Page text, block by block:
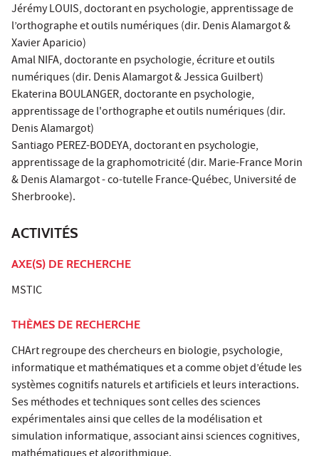
Jérémy LOUIS, doctorant en psychologie, apprentissage de
l’orthographe et outils numériques (dir. Denis Alamargot &
Xavier Aparicio)
Amal NIFA, doctorante en psychologie, écriture et outils
numériques (dir. Denis Alamargot & Jessica Guilbert)
Ekaterina BOULANGER, doctorante en psychologie,
apprentissage de l'orthographe et outils numériques (dir.
Denis Alamargot)
Santiago PEREZ-BODEYA, doctorant en psychologie,
apprentissage de la graphomotricité (dir. Marie-France Morin
& Denis Alamargot - co-tutelle France-Québec, Université de
Sherbrooke).
ACTIVITÉS
AXE(S) DE RECHERCHE
MSTIC
THÈMES DE RECHERCHE
CHArt regroupe des chercheurs en biologie, psychologie,
informatique et mathématiques et a comme objet d’étude les
systèmes cognitifs naturels et artiﬁciels et leurs interactions.
Ses méthodes et techniques sont celles des sciences
expérimentales ainsi que celles de la modélisation et
simulation informatique, associant ainsi sciences cognitives,